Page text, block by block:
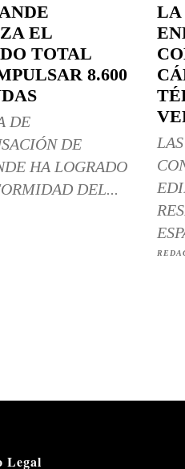
EL
TOTAL
8.600
DE
DE
HA LOGRADO
DEL...
LA
Legal